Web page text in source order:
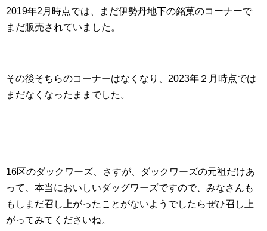
2019年2月時点では、まだ伊勢丹地下の銘菓のコーナーで
まだ販売されていました。
その後そちらのコーナーはなくなり、2023年２月時点では
まだなくなったままでした。
16区のダックワーズ、さすが、ダックワーズの元祖だけあ
って、本当においしいダッグワーズですので、 みなさんも
もしまだ召し上がったことがないようでしたらぜひ召し上
がってみてくださいね。